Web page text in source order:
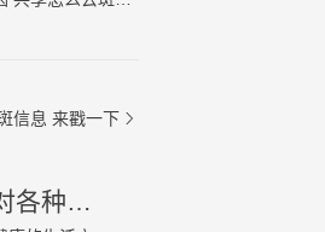
信息 来戳一下 
当灵芝遇到当归，男人的肝好了，女人的睡眠也好了，有效针对各种妇科病！